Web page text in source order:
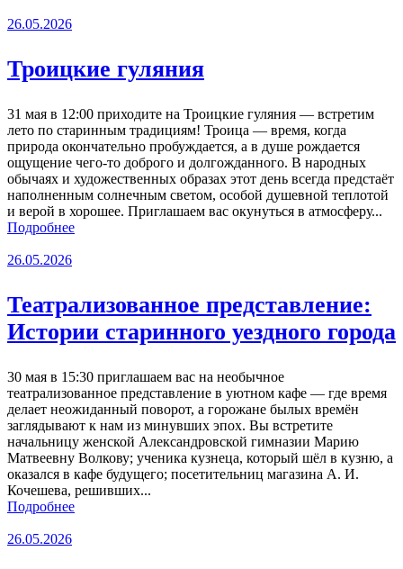
26.05.2026
Троицкие гуляния
31 мая в 12:00 приходите на Троицкие гуляния — встретим
лето по старинным традициям! Троица — время, когда
природа окончательно пробуждается, а в душе рождается
ощущение чего‑то доброго и долгожданного. В народных
обычаях и художественных образах этот день всегда предстаёт
наполненным солнечным светом, особой душевной теплотой
и верой в хорошее. Приглашаем вас окунуться в атмосферу...
Подробнее
26.05.2026
Театрализованное представление:
Истории старинного уездного города
30 мая в 15:30 приглашаем вас на необычное
театрализованное представление в уютном кафе — где время
делает неожиданный поворот, а горожане былых времён
заглядывают к нам из минувших эпох. Вы встретите
начальницу женской Александровской гимназии Марию
Матвеевну Волкову; ученика кузнеца, который шёл в кузню, а
оказался в кафе будущего; посетительниц магазина А. И.
Кочешева, решивших...
Подробнее
26.05.2026